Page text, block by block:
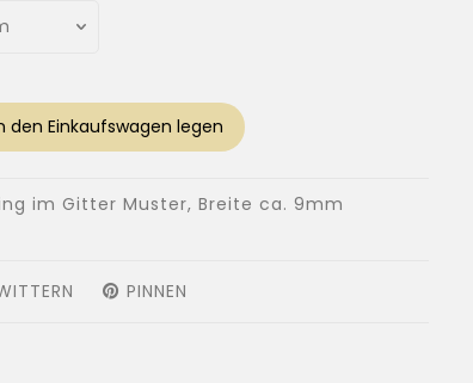
den Einkaufswagen legen
im Gitter Muster, Breite ca. 9mm
AUF
PINNEN